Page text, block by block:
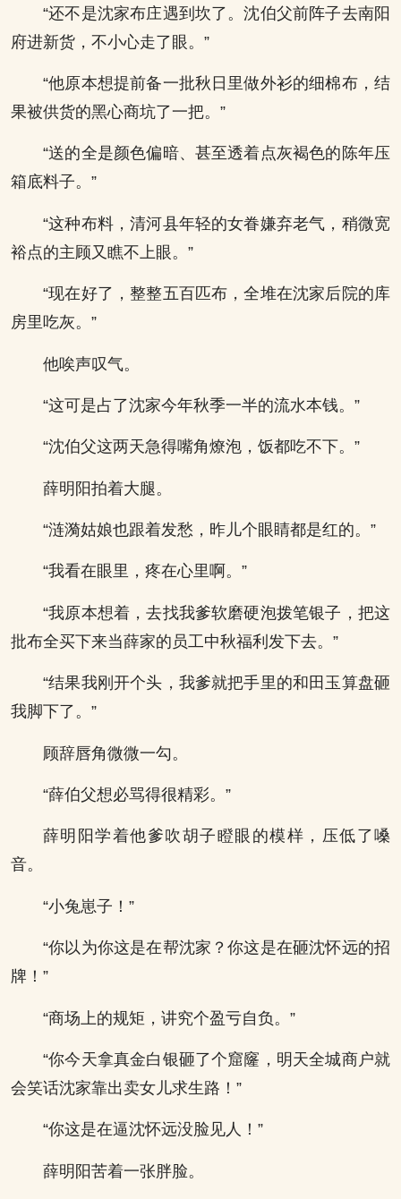
“还不是沈家布庄遇到坎了。沈伯父前阵子去南阳
府进新货，不小心走了眼。”
“他原本想提前备一批秋日里做外衫的细棉布，结
果被供货的黑心商坑了一把。”
“送的全是颜色偏暗、甚至透着点灰褐色的陈年压
箱底料子。”
“这种布料，清河县年轻的女眷嫌弃老气，稍微宽
裕点的主顾又瞧不上眼。”
“现在好了，整整五百匹布，全堆在沈家后院的库
房里吃灰。”
他唉声叹气。
“这可是占了沈家今年秋季一半的流水本钱。”
“沈伯父这两天急得嘴角燎泡，饭都吃不下。”
薛明阳拍着大腿。
“涟漪姑娘也跟着发愁，昨儿个眼睛都是红的。”
“我看在眼里，疼在心里啊。”
“我原本想着，去找我爹软磨硬泡拨笔银子，把这
批布全买下来当薛家的员工中秋福利发下去。”
“结果我刚开个头，我爹就把手里的和田玉算盘砸
我脚下了。”
顾辞唇角微微一勾。
“薛伯父想必骂得很精彩。”
薛明阳学着他爹吹胡子瞪眼的模样，压低了嗓
音。
“小兔崽子！”
“你以为你这是在帮沈家？你这是在砸沈怀远的招
牌！”
“商场上的规矩，讲究个盈亏自负。”
“你今天拿真金白银砸了个窟窿，明天全城商户就
会笑话沈家靠出卖女儿求生路！”
“你这是在逼沈怀远没脸见人！”
薛明阳苦着一张胖脸。